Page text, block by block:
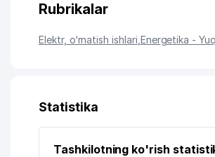
Rubrikalar
Elektr, o‘rnatish ishlari Energetika -
Statistika
Tashkilotning ko'rish